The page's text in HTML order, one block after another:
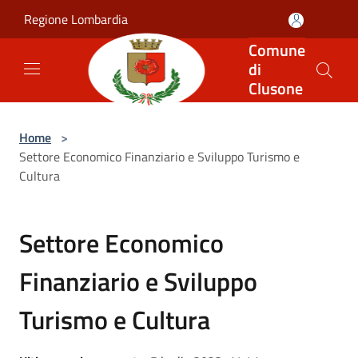
Regione Lombardia
Comune
di
Clusone
Home >
Settore Economico Finanziario e Sviluppo Turismo e
Cultura
Settore Economico
Finanziario e Sviluppo
Turismo e Cultura